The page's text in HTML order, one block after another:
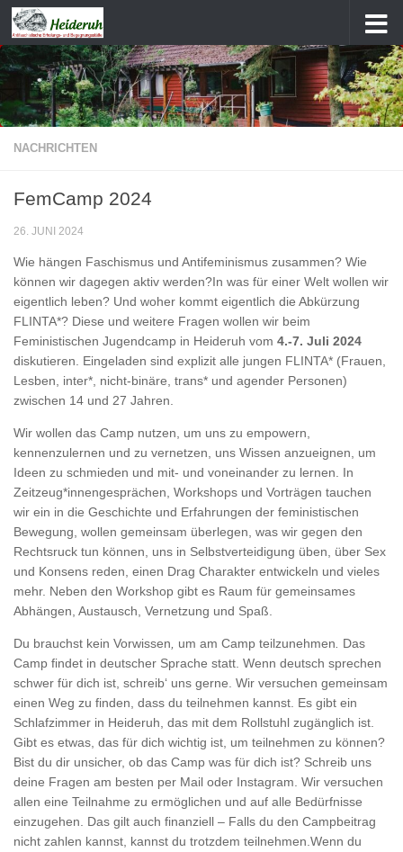
Zum Inhalt springen
NACHRICHTEN
FemCamp 2024
26. JUNI 2024
Wie hängen Faschismus und Antifeminismus zusammen? Wie
können wir dagegen aktiv werden?In was für einer Welt wollen wir
eigentlich leben? Und woher kommt eigentlich die Abkürzung
FLINTA*? Diese und weitere Fragen wollen wir beim
Feministischen Jugendcamp in Heideruh vom 4.-7. Juli 2024
diskutieren. Eingeladen sind explizit alle jungen FLINTA* (Frauen,
Lesben, inter*, nicht-binäre, trans* und agender Personen)
zwischen 14 und 27 Jahren.
Wir wollen das Camp nutzen, um uns zu empowern,
kennenzulernen und zu vernetzen, uns Wissen anzueignen, um
Ideen zu schmieden und mit- und voneinander zu lernen. In
Zeitzeug*innengesprächen, Workshops und Vorträgen tauchen
wir ein in die Geschichte und Erfahrungen der feministischen
Bewegung, wollen gemeinsam überlegen, was wir gegen den
Rechtsruck tun können, uns in Selbstverteidigung üben, über Sex
und Konsens reden, einen Drag Charakter entwickeln und vieles
mehr. Neben den Workshop gibt es Raum für gemeinsames
Abhängen, Austausch, Vernetzung und Spaß.
Du brauchst kein Vorwissen, um am Camp teilzunehmen. Das
Camp findet in deutscher Sprache statt. Wenn deutsch sprechen
schwer für dich ist, schreib‘ uns gerne. Wir versuchen gemeinsam
einen Weg zu finden, dass du teilnehmen kannst. Es gibt ein
Schlafzimmer in Heideruh, das mit dem Rollstuhl zugänglich ist.
Gibt es etwas, das für dich wichtig ist, um teilnehmen zu können?
Bist du dir unsicher, ob das Camp was für dich ist? Schreib uns
deine Fragen am besten per Mail oder Instagram. Wir versuchen
allen eine Teilnahme zu ermöglichen und auf alle Bedürfnisse
einzugehen. Das gilt auch finanziell – Falls du den Campbeitrag
nicht zahlen kannst, kannst du trotzdem teilnehmen.Wenn du